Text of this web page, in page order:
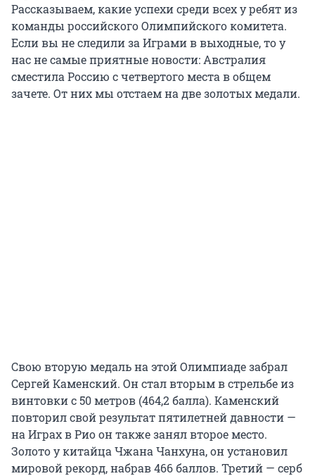
Рассказываем, какие успехи среди всех у ребят из
команды российского Олимпийского комитета.
Если вы не следили за Играми в выходные, то у
нас не самые приятные новости: Австралия
сместила Россию с четвертого места в общем
зачете. От них мы отстаем на две золотых медали.
Свою вторую медаль на этой Олимпиаде забрал
Сергей Каменский. Он стал вторым в стрельбе из
винтовки с 50 метров (464,2 балла). Каменский
повторил свой результат пятилетней давности —
на Играх в Рио он также занял второе место.
Золото у китайца Чжана Чанхуна, он установил
мировой рекорд, набрав 466 баллов. Третий — серб